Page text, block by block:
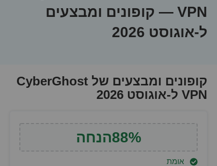
VPN — קופונים ומבצעים
ל-אוגוסט 2026
קופונים ומבצעים של CyberGhost
VPN ל-אוגוסט 2026
88% הנחה
אומת